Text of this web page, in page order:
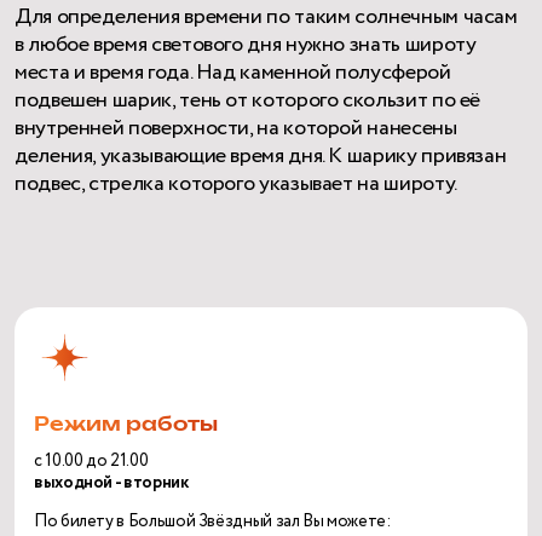
Для определения времени по таким солнечным часам
в любое время светового дня нужно знать широту
места и время года. Над каменной полусферой
подвешен шарик, тень от которого скользит по её
внутренней поверхности, на которой нанесены
деления, указывающие время дня. К шарику привязан
подвес, стрелка которого указывает на широту.
Режим работы
с 10.00 до 21.00
выходной - вторник
По билету в Большой Звёздный зал Вы можете: